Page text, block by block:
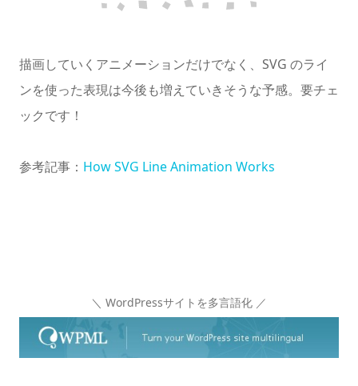
描画していくアニメーションだけでなく、SVG のライ
ンを使った表現は今後も増えていきそうな予感。要チェ
ックです！
参考記事： How SVG Line Animation Works
＼ WordPressサイトを多言語化 ／